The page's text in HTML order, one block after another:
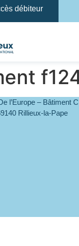
débiteur
l’Europe – Bâtiment C
Rillieux-la-Pape